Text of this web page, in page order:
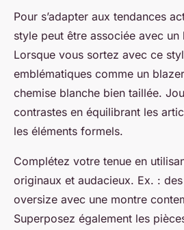
Pour s’adapter aux tendances
style peut être associée avec
Lorsque vous sortez avec ce
emblématiques comme un
chemise blanche bien taillée.
contrastes en équilibrant les
les éléments formels.
Complétez votre tenue en
originaux et audacieux. Ex. :
oversize avec une montre
Superposez également les